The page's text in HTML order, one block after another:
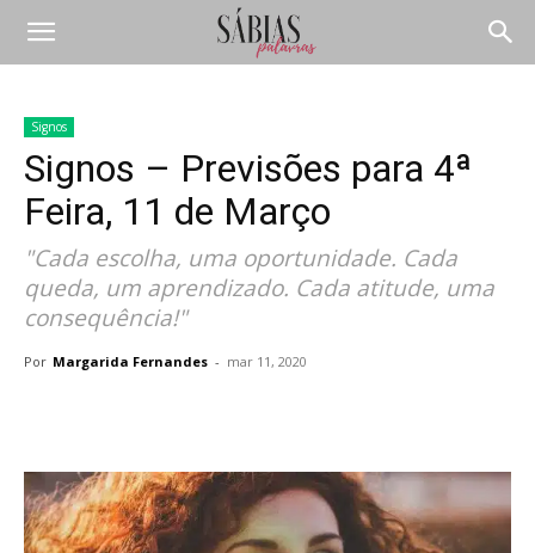
Signos
Signos – Previsões para 4ª
Feira, 11 de Março
"Cada escolha, uma oportunidade. Cada
queda, um aprendizado. Cada atitude, uma
consequência!"
Por Margarida Fernandes - mar 11, 2020